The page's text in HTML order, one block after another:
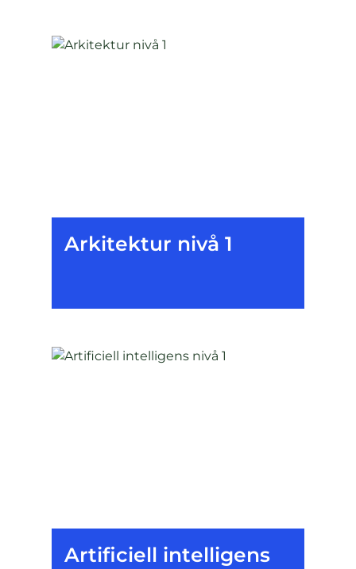
Arkitektur nivå 1
Artificiell intelligens